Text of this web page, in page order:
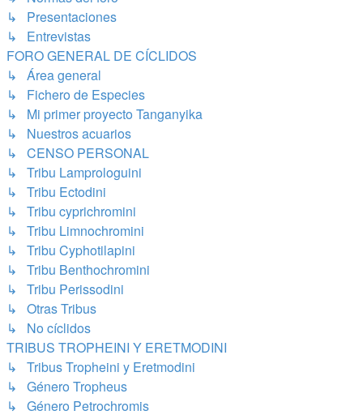
↳ Presentaciones
↳ Entrevistas
FORO GENERAL DE CÍCLIDOS
↳ Área general
↳ Fichero de Especies
↳ Mi primer proyecto Tanganyika
↳ Nuestros acuarios
↳ CENSO PERSONAL
↳ Tribu Lamprologuini
↳ Tribu Ectodini
↳ Tribu cyprichromini
↳ Tribu Limnochromini
↳ Tribu Cyphotilapini
↳ Tribu Benthochromini
↳ Tribu Perissodini
↳ Otras Tribus
↳ No cíclidos
TRIBUS TROPHEINI Y ERETMODINI
↳ Tribus Tropheini y Eretmodini
↳ Género Tropheus
↳ Género Petrochromis